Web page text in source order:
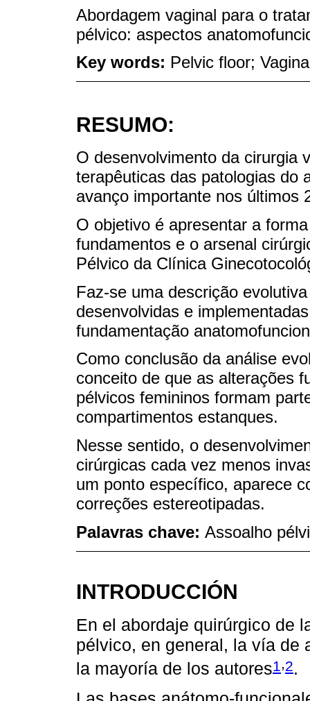
Abordagem vaginal para o
pélvico: aspectos
Key words: Pelvic floor;
RESUMO:
O desenvolvimento da cirurgia
terapêuticas das patologias do
avanço importante nos últimos
O objetivo é apresentar a
fundamentos e o arsenal
Pélvico da Clínica
Faz-se uma descrição
desenvolvidas e
fundamentação
Como conclusão da análise
conceito de que as alterações
pélvicos femininos formam
compartimentos estanques.
Nesse sentido, o
cirúrgicas cada vez menos
um ponto específico, aparece
correções estereotipadas.
Palavras chave: Assoalho
INTRODUCCIÓN
En el abordaje quirúrgico de
pélvico, en general, la vía de
la mayoría de los autores1,2.